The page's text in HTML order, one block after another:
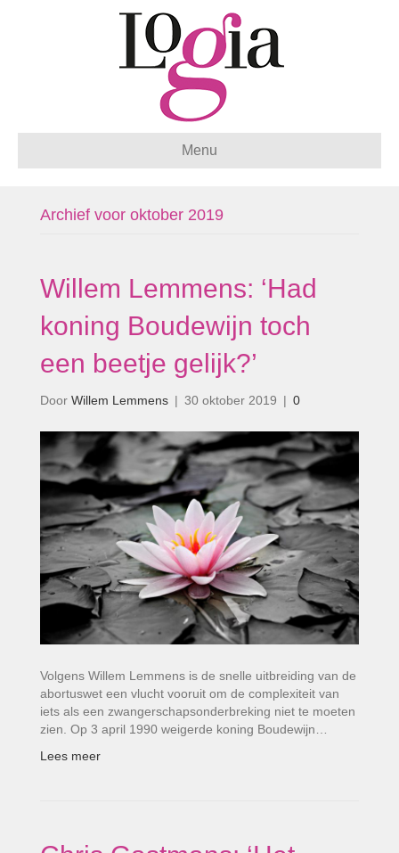
Menu
Archief voor oktober 2019
Willem Lemmens: ‘Had
koning Boudewijn toch
een beetje gelijk?’
Door Willem Lemmens | 30 oktober 2019 | 0
Volgens Willem Lemmens is de snelle uitbreiding van de
abortuswet een vlucht vooruit om de complexiteit van
iets als een zwangerschaps­onderbreking niet te moeten
zien. Op 3 april 1990 weigerde koning Boudewijn…
Lees meer